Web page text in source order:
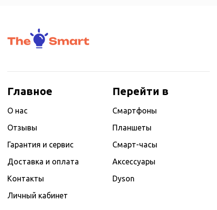
Главное
О нас
Отзывы
Гарантия и сервис
Доставка и оплата
Контакты
Личный кабинет
Перейти в
Смартфоны
Планшеты
Смарт-часы
Аксессуары
Dyson